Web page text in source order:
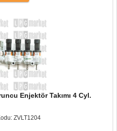
Enjektör Takımı 4 Cyl.
ZVLT1204